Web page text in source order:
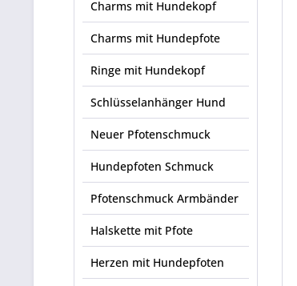
Charms mit Hundekopf
Charms mit Hundepfote
Ringe mit Hundekopf
Schlüsselanhänger Hund
Neuer Pfotenschmuck
Hundepfoten Schmuck
Pfotenschmuck Armbänder
Halskette mit Pfote
Herzen mit Hundepfoten